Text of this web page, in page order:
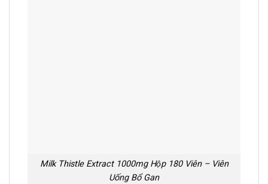
Milk Thistle Extract 1000mg Hộp 180 Viên – Viên
Uống Bổ Gan